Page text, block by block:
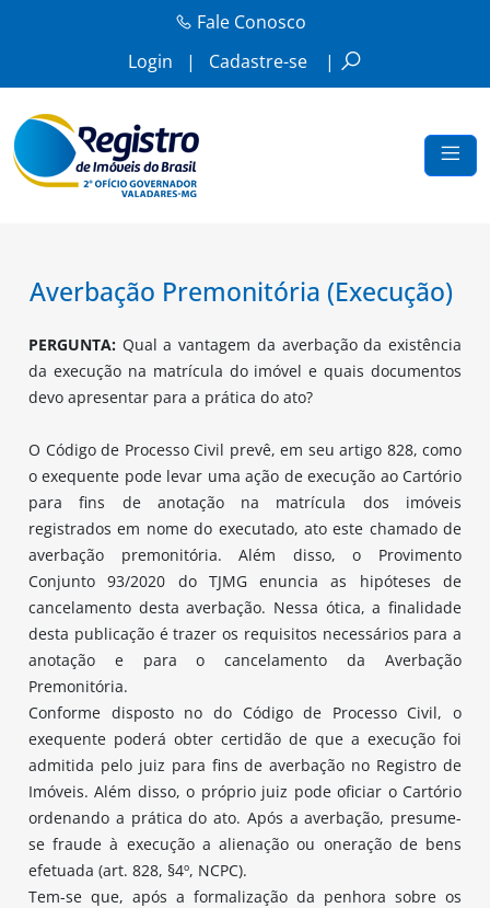
Fale Conosco
Login
| Cadastre-se|
Averbação Premonitória (Execução)
PERGUNTA: Qual a vantagem da averbação da existência
da execução na matrícula do imóvel e quais documentos
devo apresentar para a prática do ato?
O Código de Processo Civil prevê, em seu artigo 828, como
o exequente pode levar uma ação de execução ao Cartório
para fins de anotação na matrícula dos imóveis
registrados em nome do executado, ato este chamado de
averbação premonitória. Além disso, o Provimento
Conjunto 93/2020 do TJMG enuncia as hipóteses de
cancelamento desta averbação. Nessa ótica, a finalidade
desta publicação é trazer os requisitos necessários para a
anotação e para o cancelamento da Averbação
Premonitória.
Conforme disposto no do Código de Processo Civil, o
exequente poderá obter certidão de que a execução foi
admitida pelo juiz para fins de averbação no Registro de
Imóveis. Além disso, o próprio juiz pode oficiar o Cartório
ordenando a prática do ato. Após a averbação, presume-
se fraude à execução a alienação ou oneração de bens
efetuada (art. 828, §4º, NCPC).
Tem-se que, após a formalização da penhora sobre os